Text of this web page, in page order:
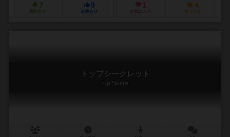
7
興味あり
9
経験あり
1
お気に入り
4
持ってる
トップシークレット
Top Secret